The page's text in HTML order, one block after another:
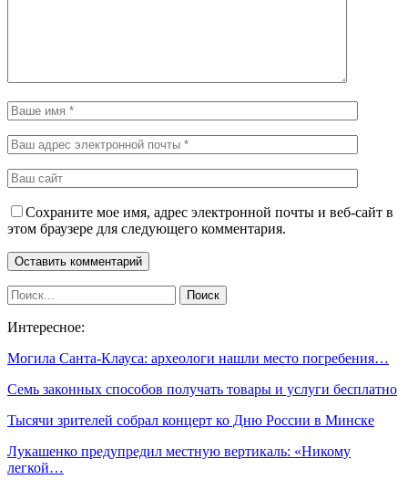
Сохраните мое имя, адрес электронной почты и веб-сайт в
этом браузере для следующего комментария.
Интересное:
Могила Санта-Клауса: археологи нашли место погребения…
Семь законных способов получать товары и услуги бесплатно
Тысячи зрителей собрал концерт ко Дню России в Минске
Лукашенко предупредил местную вертикаль: «Никому
легкой…